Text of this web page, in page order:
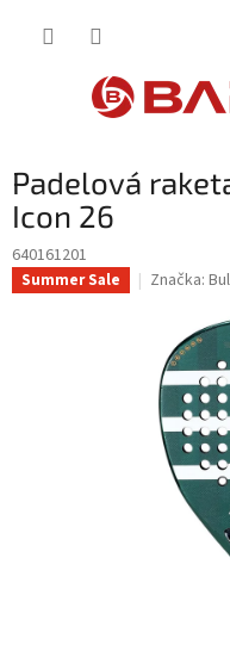
Padelová
Icon 26
640161201
Summer Sale Značka: